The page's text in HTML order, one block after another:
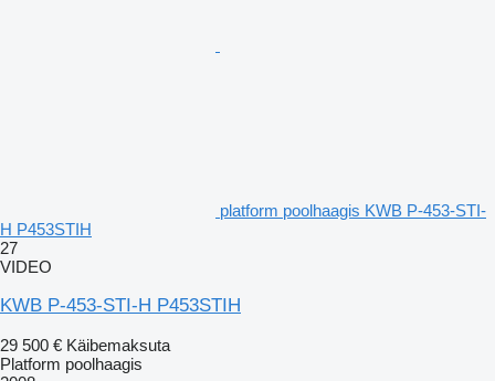
platform poolhaagis KWB P-453-STI-
H P453STIH
27
VIDEO
KWB P-453-STI-H P453STIH
29 500 € Käibemaksuta
Platform poolhaagis